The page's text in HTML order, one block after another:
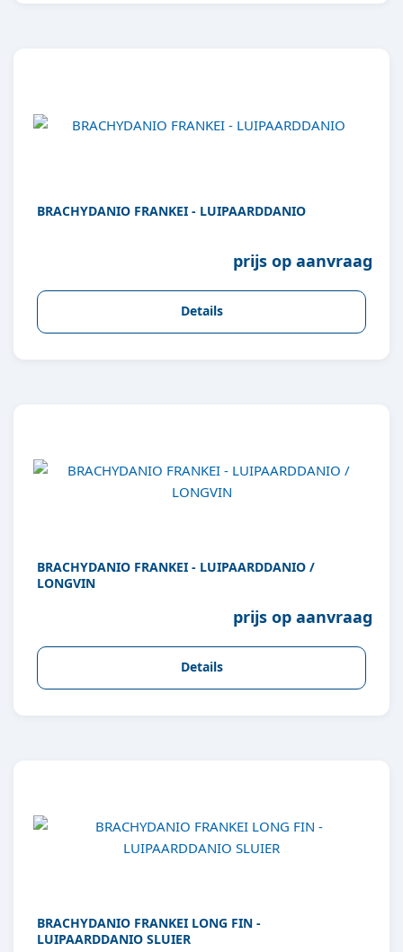
BRACHYDANIO FRANKEI - LUIPAARDDANIO
prijs op aanvraag
Details
BRACHYDANIO FRANKEI - LUIPAARDDANIO /
LONGVIN
prijs op aanvraag
Details
BRACHYDANIO FRANKEI LONG FIN -
LUIPAARDDANIO SLUIER